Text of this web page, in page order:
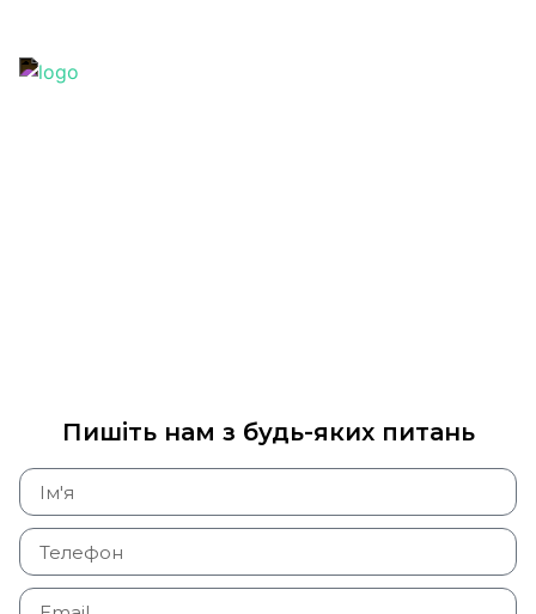
Пишіть нам з будь-яких питань